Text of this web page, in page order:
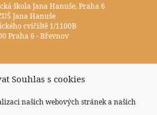
Souhlas s cookies
našich webových stránek a našich
škola Jana Hanuše, Praha 6
Jana Hanuše
cvičiště 1/1100B
Praha 6 - Břevnov